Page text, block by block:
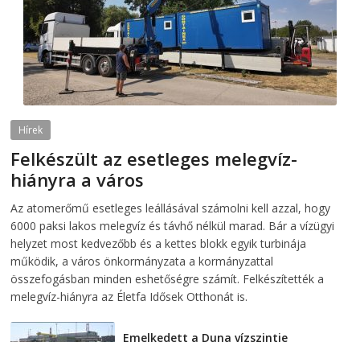
Hírek
Felkészült az esetleges melegvíz-
hiányra a város
Az atomerőmű esetleges leállásával számolni kell azzal, hogy
6000 paksi lakos melegvíz és távhő nélkül marad. Bár a vízügyi
helyzet most kedvezőbb és a kettes blokk egyik turbinája
működik, a város önkormányzata a kormányzattal
összefogásban minden eshetőségre számít. Felkészítették a
melegvíz-hiányra az Életfa Idősek Otthonát is.
Emelkedett a Duna vízszintje